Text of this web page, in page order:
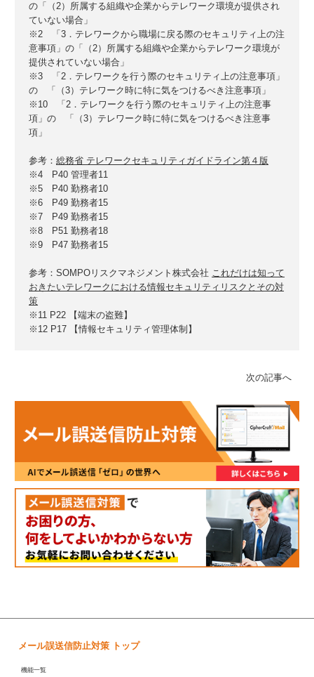
の「（2）所属する組織や企業からテレワーク環境が提供され
ていない場合」
※2 「3．テレワークから職場に戻る際のセキュリティ上の注
意事項」の「（2）所属する組織や企業からテレワーク環境が
提供されていない場合」
※3 「2．テレワークを行う際のセキュリティ上の注意事項」
の 「（3）テレワーク時に特に気をつけるべき注意事項」
※10 「2．テレワークを行う際のセキュリティ上の注意事
項」の 「（3）テレワーク時に特に気をつけるべき注意事
項」
参考：総務省 テレワークセキュリティガイドライン第４版
※4 P40 管理者11
※5 P40 勤務者10
※6 P49 勤務者15
※7 P49 勤務者15
※8 P51 勤務者18
※9 P47 勤務者15
参考：SOMPOリスクマネジメント株式会社 これだけは知って
おきたいテレワークにおける情報セキュリティリスクとその対
策
※11 P22 【端末の盗難】
※12 P17 【情報セキュリティ管理体制】
次の記事へ
メール誤送信防止対策 トップ
機能一覧